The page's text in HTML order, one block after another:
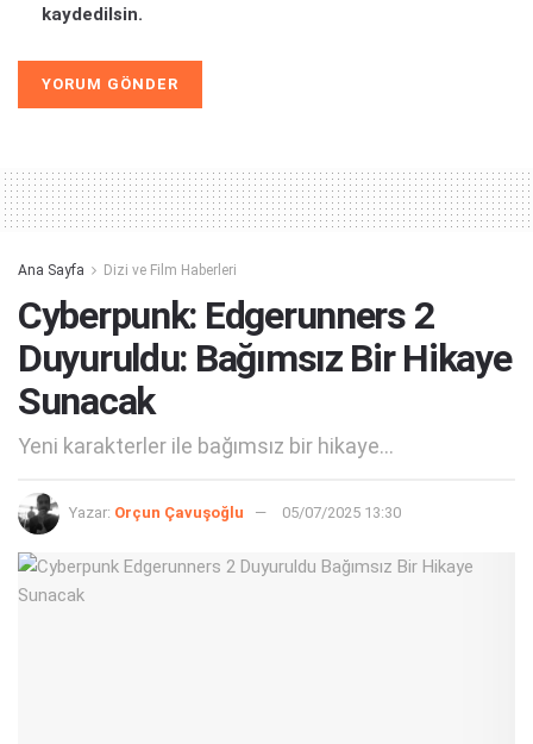
kaydedilsin.
Ana Sayfa Dizi ve Film Haberleri
Cyberpunk: Edgerunners 2
Duyuruldu: Bağımsız Bir Hikaye
Sunacak
Yeni karakterler ile bağımsız bir hikaye...
Yazar: Orçun Çavuşoğlu 05/07/2025 13:30